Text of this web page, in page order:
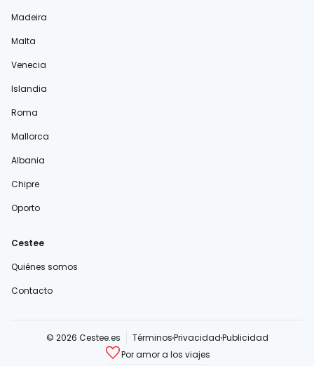
Madeira
Malta
Venecia
Islandia
Roma
Mallorca
Albania
Chipre
Oporto
Cestee
Quiénes somos
Contacto
© 2026 Cestee.es TérminosPrivacidadPublicidad
Por amor a los viajes